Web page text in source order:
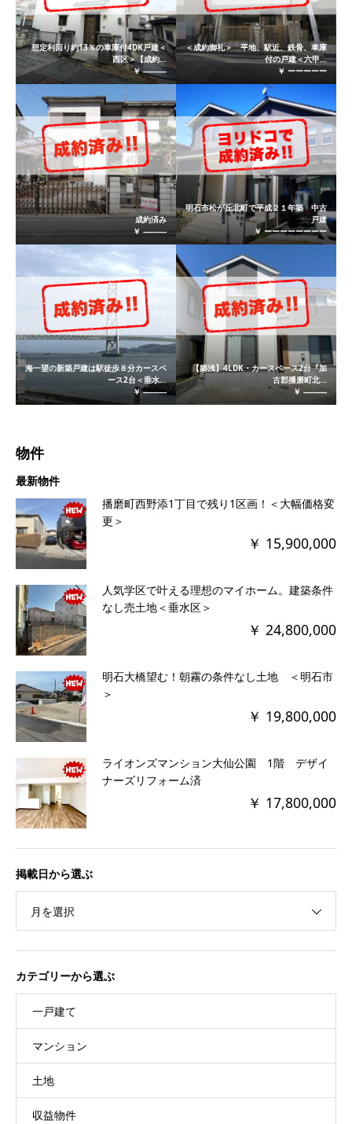
想定利回り約13％の車庫付4DK戸建＜
西区＞【成約...
￥ ----------
＜成約御礼＞ 平地、駅近、鉄骨、車庫
付の戸建＜六甲...
￥ ーーーーー
成約済み
￥ ----------
明石市松が丘北町で平成２１年築 中古
戸建
￥ ーーーーーーーー
海一望の新築戸建は駅徒歩８分カースペ
ース2台＜垂水...
￥ ----------
【築浅】4LDK・カースペース2台『加
古郡播磨町北...
￥ ----------
物件
最新物件
播磨町西野添1丁目で残り1区画！＜大幅価格変
更＞
￥ 15,900,000
人気学区で叶える理想のマイホーム。建築条件
なし売土地＜垂水区＞
￥ 24,800,000
明石大橋望む！朝霧の条件なし土地 ＜明石市
＞
￥ 19,800,000
ライオンズマンション大仙公園 1階 デザイ
ナーズリフォーム済
￥ 17,800,000
掲載日から選ぶ
月を選択
カテゴリーから選ぶ
一戸建て
マンション
土地
収益物件